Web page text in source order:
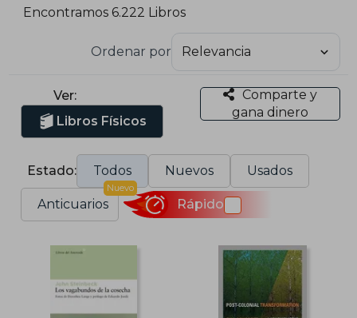
Encontramos 6.222 Libros
Ordenar por
Ver:
Libros Físicos
Comparte y
gana dinero
Estado: Todos Nuevos Usados
Anticuarios
Nuevo
Rápido